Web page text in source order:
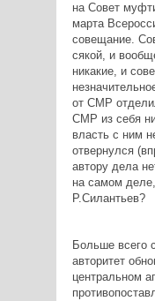
на Совет
марта
совещание.
сякой, и
никакие, и
от СМР
СМР из себя
власть с ним
отвернулся
автору дела
на самом
Р.Силантьев?
Больше всего
авторитет
центральном